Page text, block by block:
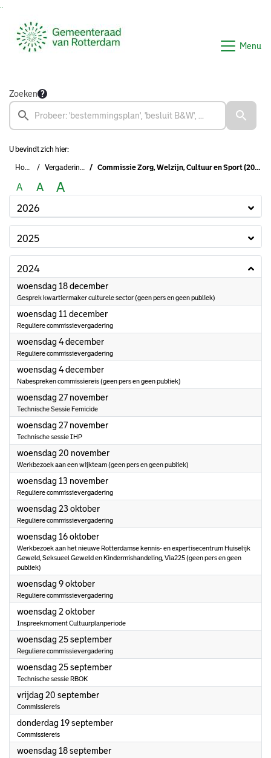
Menu
Zoeken
U bevindt zich hier:
Home Vergaderingen Commissie Zorg, Welzijn, Cultuur en Sport (2022 - 2026)
A A A
2026
2025
2024
woensdag 18 december2024
Gesprek kwartiermaker culturele sector (geen pers en geen publiek)
woensdag 11 december2024
Reguliere commissievergadering
woensdag 4 december2024
Reguliere commissievergadering
woensdag 4 december2024
Nabespreken commissiereis (geen pers en geen publiek)
woensdag 27 november2024
Technische Sessie Femicide
woensdag 27 november2024
Technische sessie IHP
woensdag 20 november2024
Werkbezoek aan een wijkteam (geen pers en geen publiek)
woensdag 13 november2024
Reguliere commissievergadering
woensdag 23 oktober2024
Reguliere commissievergadering
woensdag 16 oktober2024
Werkbezoek aan het nieuwe Rotterdamse kennis- en expertisecentrum Huiselijk
Geweld, Seksueel Geweld en Kindermishandeling, Via225 (geen pers en geen
publiek)
woensdag 9 oktober2024
Reguliere commissievergadering
woensdag 2 oktober2024
Inspreekmoment Cultuurplanperiode
woensdag 25 september2024
Reguliere commissievergadering
woensdag 25 september2024
Technische sessie RBOK
vrijdag 20 september2024
Commissiereis
donderdag 19 september2024
Commissiereis
woensdag 18 september2024